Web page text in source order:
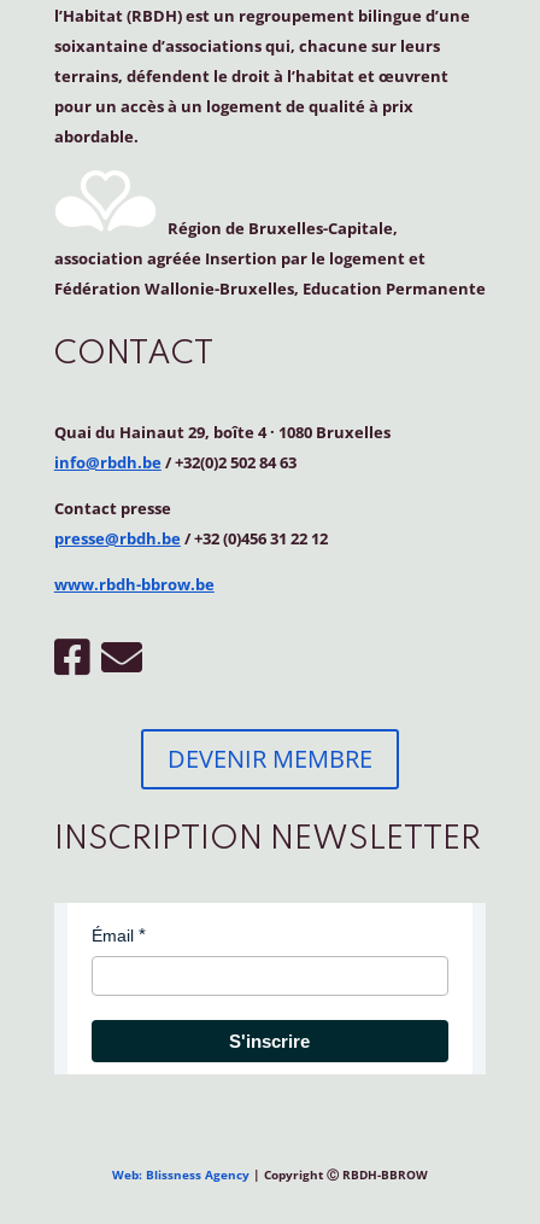
l’Habitat (RBDH) est un regroupement bilingue d’une
soixantaine d’associations qui, chacune sur leurs
terrains, défendent le droit à l’habitat et œuvrent
pour un accès à un logement de qualité à prix
abordable.
Région de Bruxelles-Capitale,
association agréée Insertion par le logement et
Fédération Wallonie-Bruxelles, Education Permanente
CONTACT
Quai du Hainaut 29, boîte 4· 1080 Bruxelles
info@rbdh.be/ +32(0)2 502 84 63
Contact presse
presse@rbdh.be/ +32 (0)456 31 22 12
www.rbdh-bbrow.be
DEVENIR MEMBRE
INSCRIPTION NEWSLETTER
Émail
S'inscrire
Web: Blissness Agency| Copyright Ⓒ RBDH-BBROW